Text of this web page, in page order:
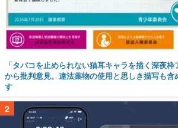
「タバコを止められない猫耳キャラを描く深夜
から批判意見。違法薬物の使用と思しき描写も
す
2